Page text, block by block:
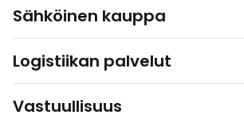
Sähköinen kauppa
Logistiikan palvelut
Vastuullisuus